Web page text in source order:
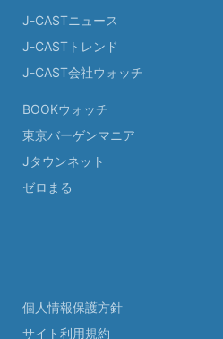
J-CASTニュース
J-CASTトレンド
J-CAST会社ウォッチ
BOOKウォッチ
東京バーゲンマニア
Jタウンネット
ゼロまる
個人情報保護方針
サイト利用規約